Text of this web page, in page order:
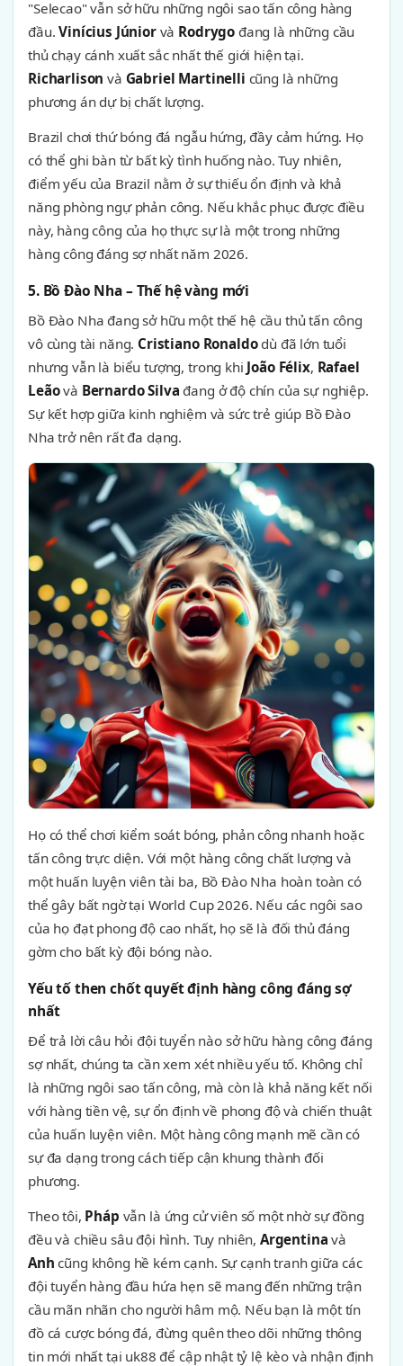
"Selecao" vẫn sở hữu những ngôi sao tấn công hàng
đầu.Vinícius Júniorvà Rodrygo đang là những cầu
thủ chạy cánh xuất sắc nhất thế giới hiện tại.
Richarlison và Gabriel Martinelli cũng là những
phương án dự bị chất lượng.
Brazil chơi thứ bóng đá ngẫu hứng, đầy cảm hứng. Họ
có thể ghi bàn từ bất kỳ tình huống nào. Tuy nhiên,
điểm yếu của Brazil nằm ở sự thiếu ổn định và khả
năng phòng ngự phản công. Nếu khắc phục được điều
này, hàng công của họ thực sự là một trong những
hàng công đáng sợ nhất năm 2026.
5. Bồ Đào Nha – Thế hệ vàng mới
Bồ Đào Nha đang sở hữu một thế hệ cầu thủ tấn công
vô cùng tài năng. Cristiano Ronaldodù đã lớn tuổi
nhưng vẫn là biểu tượng, trong khi João Félix, Rafael
Leãovà Bernardo Silva đang ở độ chín của sự nghiệp.
Sự kết hợp giữa kinh nghiệm và sức trẻ giúp Bồ Đào
Nha trở nên rất đa dạng.
Họ có thể chơi kiểm soát bóng, phản công nhanh hoặc
tấn công trực diện. Với một hàng công chất lượng và
một huấn luyện viên tài ba, Bồ Đào Nha hoàn toàn có
thể gây bất ngờ tại World Cup 2026. Nếu các ngôi sao
của họ đạt phong độ cao nhất, họ sẽ là đối thủ đáng
gờm cho bất kỳ đội bóng nào.
Yếu tố then chốt quyết định hàng công đáng sợ
nhất
Để trả lời câu hỏi đội tuyển nào sở hữu hàng công đáng
sợ nhất, chúng ta cần xem xét nhiều yếu tố. Không chỉ
là những ngôi sao tấn công, mà còn là khả năng kết nối
với hàng tiền vệ, sự ổn định về phong độ và chiến thuật
của huấn luyện viên. Một hàng công mạnh mẽ cần có
sự đa dạng trong cách tiếp cận khung thành đối
phương.
Theo tôi, Pháp vẫn là ứng cử viên số một nhờ sự đồng
đều và chiều sâu đội hình. Tuy nhiên, Argentina và
Anh cũng không hề kém cạnh. Sự cạnh tranh giữa các
đội tuyển hàng đầu hứa hẹn sẽ mang đến những trận
cầu mãn nhãn cho người hâm mộ. Nếu bạn là một tín
đồ cá cược bóng đá, đừng quên theo dõi những thông
tin mới nhất tại uk88 để cập nhật tỷ lệ kèo và nhận định